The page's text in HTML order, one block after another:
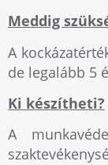
Meddig
A
de legalább 5
Ki készítheti?
A